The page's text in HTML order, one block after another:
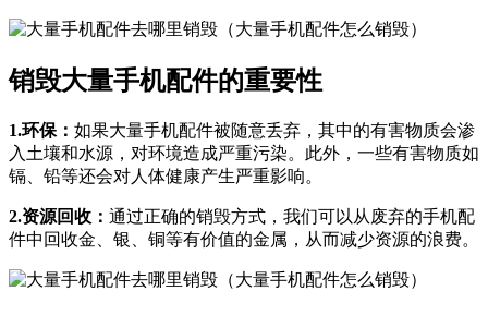
销毁大量手机配件的重要性
1.环保： 如果大量手机配件被随意丢弃，其中的有害物质会渗
入土壤和水源，对环境造成严重污染。此外，一些有害物质如
镉、铅等还会对人体健康产生严重影响。
2.资源回收： 通过正确的销毁方式，我们可以从废弃的手机配
件中回收金、银、铜等有价值的金属，从而减少资源的浪费。